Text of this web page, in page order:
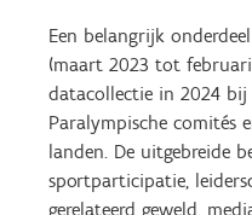
Een belangrijk
(maart 2023 tot
datacollectie in 2024 bij
Paralympische comités
landen. De uitgebreide
sportparticipatie,
gerelateerd geweld,